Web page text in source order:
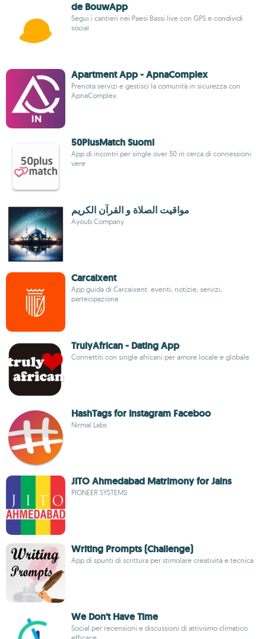
de BouwApp
Segui i cantieri nei Paesi Bassi live con GPS e condividi
social
Apartment App - ApnaComplex
Prenota servizi e gestisci la comunità in sicurezza con
ApnaComplex
50PlusMatch Suomi
App di incontri per single over 50 in cerca di connessioni
vere
مواقيت الصلاة و القرآن الكريم
Ayoub Company
Carcaixent
App guida di Carcaixent: eventi, notizie, servizi,
partecipazione
TrulyAfrican - Dating App
Connettiti con single africani per amore locale e globale
HashTags for Instagram Faceboo
Nirmal Labs
JITO Ahmedabad Matrimony for Jains
PIONEER SYSTEMS
Writing Prompts (Challenge)
App di spunti di scrittura per stimolare creatività e tecnica
We Don't Have Time
Social per recensioni e discussioni di attivismo climatico